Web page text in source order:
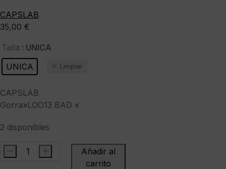
35,00 €
Talla : UNICA
UNICA
Limpiar
CAPSLAB
Gorra»LOO13 BAD «
2 disponibles
CAPSLABGorra"LOO13
- +
Añadir al
carrito
CAPSLAB